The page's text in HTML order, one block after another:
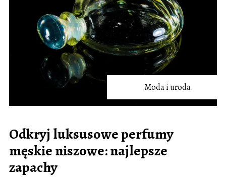
Moda i uroda
Odkryj luksusowe perfumy
męskie niszowe: najlepsze
zapachy